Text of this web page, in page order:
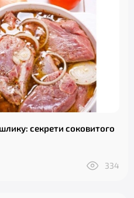
секрети соковитого
334